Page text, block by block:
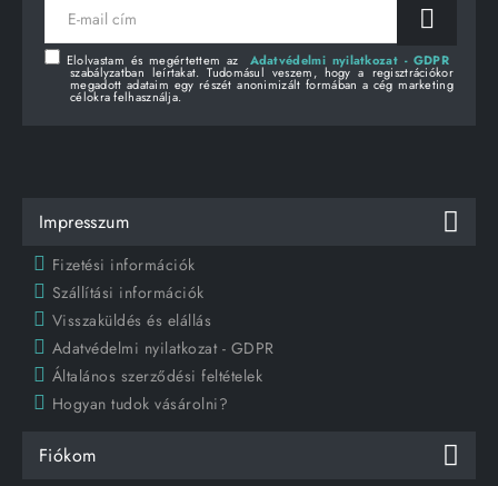
mail
Elolvastam és megértettem az Adatvédelmi nyilatkozat - GDPR
szabályzatban leírtakat. Tudomásul veszem, hogy a regisztrációkor
megadott adataim egy részét anonimizált formában a cég marketing
célokra felhasználja.
Impresszum
Fizetési információk
Szállítási információk
Visszaküldés és elállás
Adatvédelmi nyilatkozat - GDPR
Általános szerződési feltételek
Hogyan tudok vásárolni?
Fiókom